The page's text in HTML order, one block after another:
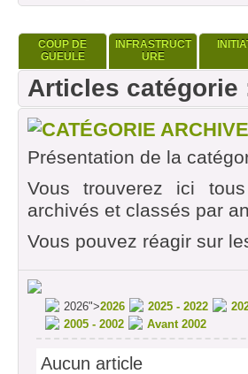
COUP DE
GUEULE
INFRASTRUCT
URE
Articles catégorie
CATÉGORIE
Présentation de la
Vous trouverez ici
archivés et classés par
Vous pouvez réagir sur
2026">2026 2025 - 2022
2005 - 2002
Avant 2002
Aucun article